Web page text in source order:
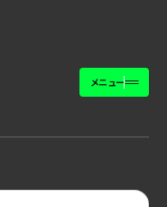
メニュー